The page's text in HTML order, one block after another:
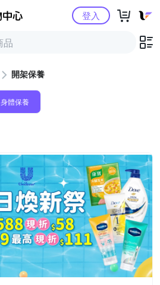
Yahoo購物中心登入
開架保養
身體保養